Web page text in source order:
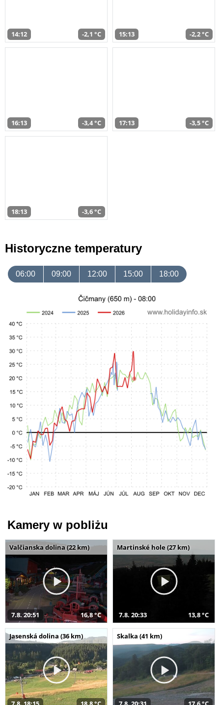
14:12 -2,1 °C 15:13 -2,2 °C
16:13 -3,4 °C 17:13 -3,5 °C
18:13 -3,6 °C
Historyczne temperatury
06:00 09:00 12:00 15:00 18:00
Kamery w pobliżu
Valčianska dolina (22 km)
7.8. 20:51 16,8 °C
Martinské hole (27 km)
7.8. 20:33 13,8 °C
Jasenská dolina (36 km) Skalka (41 km)